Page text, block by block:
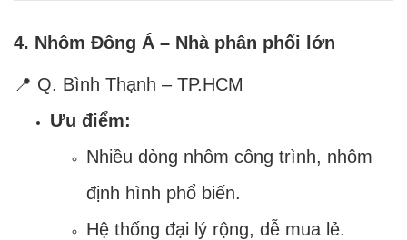
4. Nhôm Đông Á – Nhà phân phối lớn
📍 Q. Bình Thạnh – TP.HCM
Ưu điểm:
Nhiều dòng nhôm công trình, nhôm
định hình phổ biến.
Hệ thống đại lý rộng, dễ mua lẻ.